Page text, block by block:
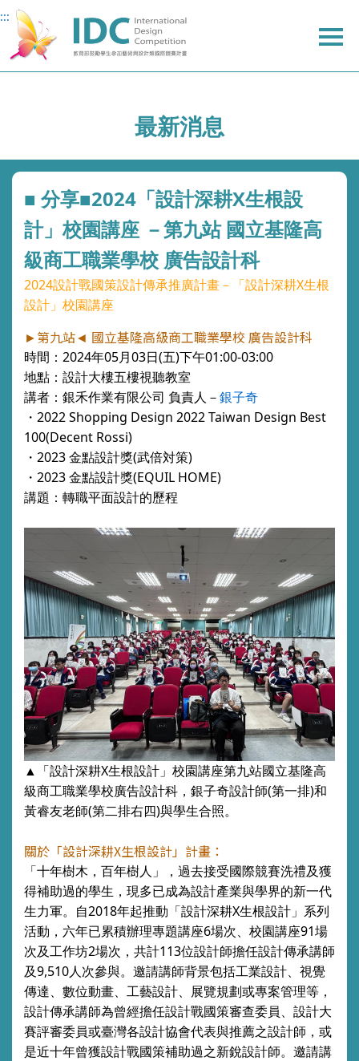
主
要
內
::: 主
要
內
上
方
選
主
要
內
最新消息
■ 分享■2024「設計深耕X生根設
計」校園講座 －第九站 國立基隆高
級商工職業學校 廣告設計科
2024設計戰國策設計傳承推廣計畫－「設計深耕X生根
設計」校園講座
►第九站◄ 國立基隆高級商工職業學校 廣告設計科
時間： 2024年05月03日(五)下午01:00-03:00
地點： 設計大樓五樓視聽教室
講者：銀禾作業有限公司 負責人 －銀子奇
・ 2022 Shopping Design 2022 Taiwan Design Best
100(Decent Rossi)
・ 2023 金點設計獎(武倍対策)
・ 2023 金點設計獎(EQUIL HOME)
講題：轉職平面設計的歷程
▲ 「設計深耕X生根設計」校園講座第九站國立基隆高
級商工職業學校廣告設計科，銀子奇設計師(第一排)和
黃睿友老師(第二排右四)與學生合照。
關於「設計深耕X生根設計」計畫：
「十年樹木，百年樹人」，過去接受國際競賽洗禮及獲
得補助過的學生，現多已成為設計產業與學界的新一代
生力軍。 自2018年起推動「設計深耕X生根設計」系列
活動，六年已累積辦理專題講座6場次、校園講座91場
次及工作坊2場次，共計113位設計師擔任設計傳承講師
及9,510人次參與。邀請講師背景包括工業設計、視覺
傳達、數位動畫、工藝設計、展覽規劃或專案管理等，
設計傳承講師為曾經擔任設計戰國策審查委員、設計大
賽評審委員或臺灣各設計協會代表與推薦之設計師，或
是近十年曾獲設計戰國策補助過之新銳設計師。 邀請講